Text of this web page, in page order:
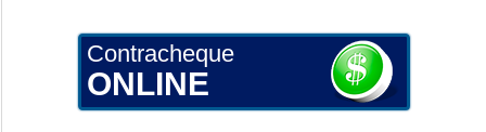
Contracheque
ONLINE